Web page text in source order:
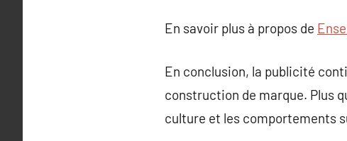
En savoir plus à propos de
En conclusion, la publicité
construction de marque. Plus
culture et les comportements